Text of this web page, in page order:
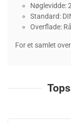
Nøglevidde:
Standard:
Overflade: Rå
For et samlet